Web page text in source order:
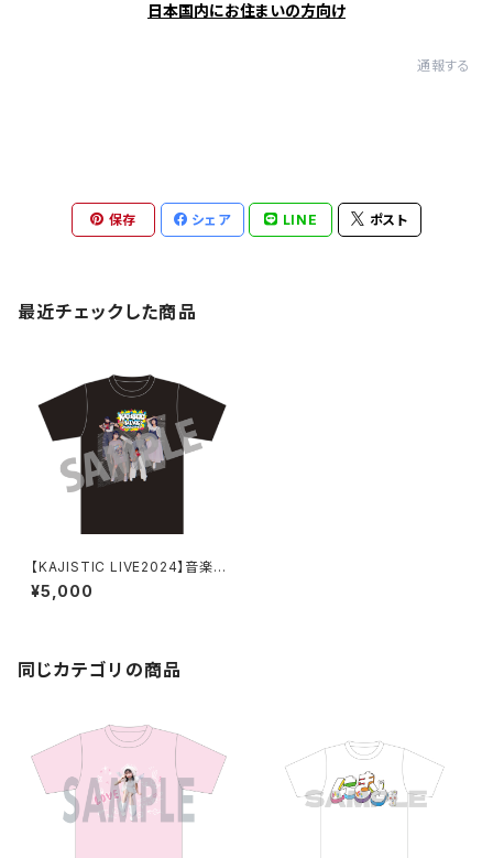
日本国内にお住まいの方向け
通報する
保存 シェア LINE ポスト
最近チェックした商品
【KAJISTIC LIVE2024】音楽
隊のロックTシャツ
¥5,000
同じカテゴリの商品